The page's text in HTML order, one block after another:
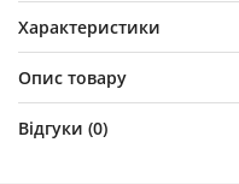
Характеристики
Опис товару
Відгуки (0)